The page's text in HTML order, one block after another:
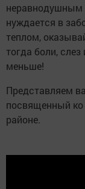
неравнодушным
нуждается в
теплом,
тогда боли,
меньше!
Представляем
посвященный
районе.